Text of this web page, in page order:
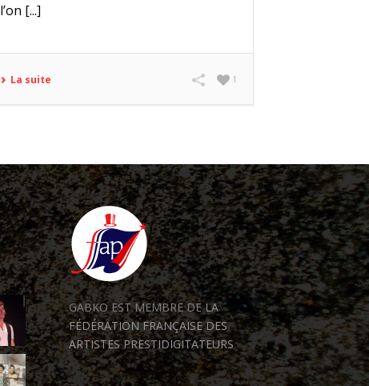
l’on [...]
La suite 1
GABKO EST MEMBRE DELA
FÉDÉRATION FRANÇAISE DES
ARTISTES PRESTIDIGITATEURS